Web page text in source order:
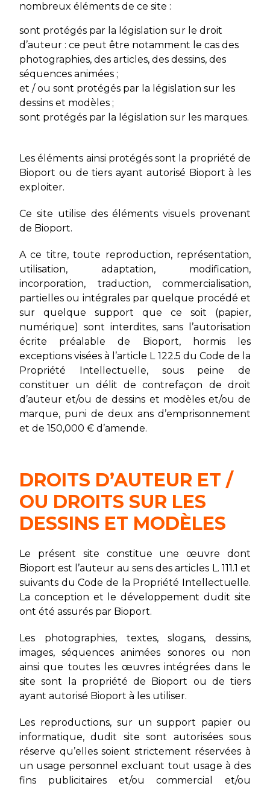
nombreux éléments de ce site :
sont protégés par la législation sur le droit
d’auteur : ce peut être notamment le cas des
photographies, des articles, des dessins, des
séquences animées ;
et / ou sont protégés par la législation sur les
dessins et modèles ;
sont protégés par la législation sur les marques.
Les éléments ainsi protégés sont la propriété de
Bioport ou de tiers ayant autorisé Bioport à les
exploiter.
Ce site utilise des éléments visuels provenant
de Bioport.
A ce titre, toute reproduction, représentation,
utilisation, adaptation, modification,
incorporation, traduction, commercialisation,
partielles ou intégrales par quelque procédé et
sur quelque support que ce soit (papier,
numérique) sont interdites, sans l’autorisation
écrite préalable de Bioport, hormis les
exceptions visées à l’article L 122.5 du Code de la
Propriété Intellectuelle, sous peine de
constituer un délit de contrefaçon de droit
d’auteur et/ou de dessins et modèles et/ou de
marque, puni de deux ans d’emprisonnement
et de 150,000 € d’amende.
DROITS D’AUTEUR ET /
OU DROITS SUR LES
DESSINS ET MODÈLES
Le présent site constitue une œuvre dont
Bioport est l’auteur au sens des articles L. 111.1 et
suivants du Code de la Propriété Intellectuelle.
La conception et le développement dudit site
ont été assurés par Bioport.
Les photographies, textes, slogans, dessins,
images, séquences animées sonores ou non
ainsi que toutes les œuvres intégrées dans le
site sont la propriété de Bioport ou de tiers
ayant autorisé Bioport à les utiliser.
Les reproductions, sur un support papier ou
informatique, dudit site sont autorisées sous
réserve qu’elles soient strictement réservées à
un usage personnel excluant tout usage à des
fins publicitaires et/ou commercial et/ou